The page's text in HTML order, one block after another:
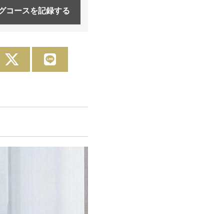
コースを記録する